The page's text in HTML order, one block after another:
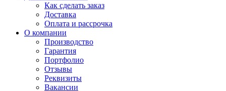
Как сделать заказ
Доставка
Оплата и рассрочка
О компании
Производство
Гарантия
Портфолио
Отзывы
Реквизиты
Вакансии